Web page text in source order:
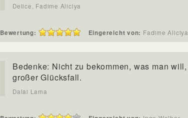
Delice, Fadime Aliciya
Bewertung: Eingereicht von: Fadime
Bedenke: Nicht zu bekommen, was man
großer Glücksfall.
Dalai Lama